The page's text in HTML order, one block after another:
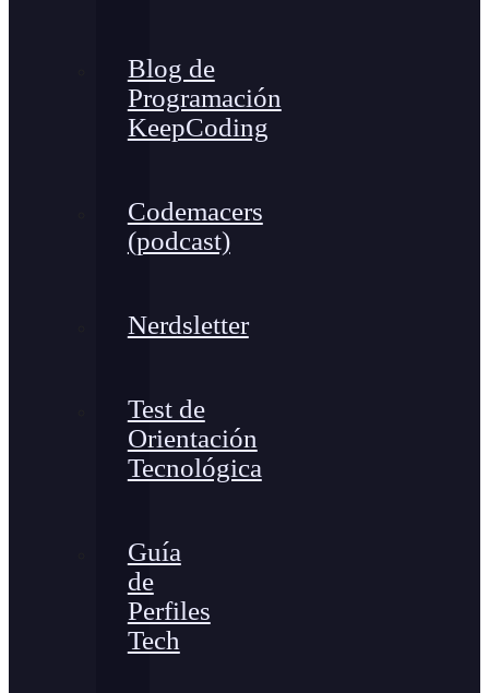
Blog de
Programación
KeepCoding
Codemacers
(podcast)
Nerdsletter
Test de
Orientación
Tecnológica
Guía
de
Perfiles
Tech